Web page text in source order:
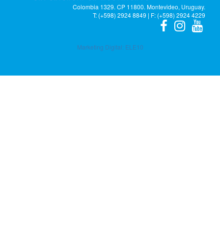
Colombia 1329. CP 11800. Montevideo, Uruguay.
T: (+598) 2924 8849 | F: (+598) 2924 4229
Marketing Digital: ELE10